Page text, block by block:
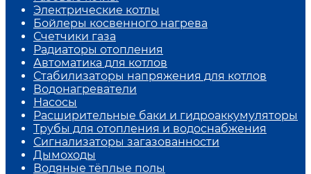
Электрические котлы
Бойлеры косвенного нагрева
Счетчики газа
Радиаторы отопления
Автоматика для котлов
Стабилизаторы напряжения для котлов
Водонагреватели
Насосы
Расширительные баки и гидроаккумуляторы
Трубы для отопления и водоснабжения
Сигнализаторы загазованности
Дымоходы
Водяные тёплые полы